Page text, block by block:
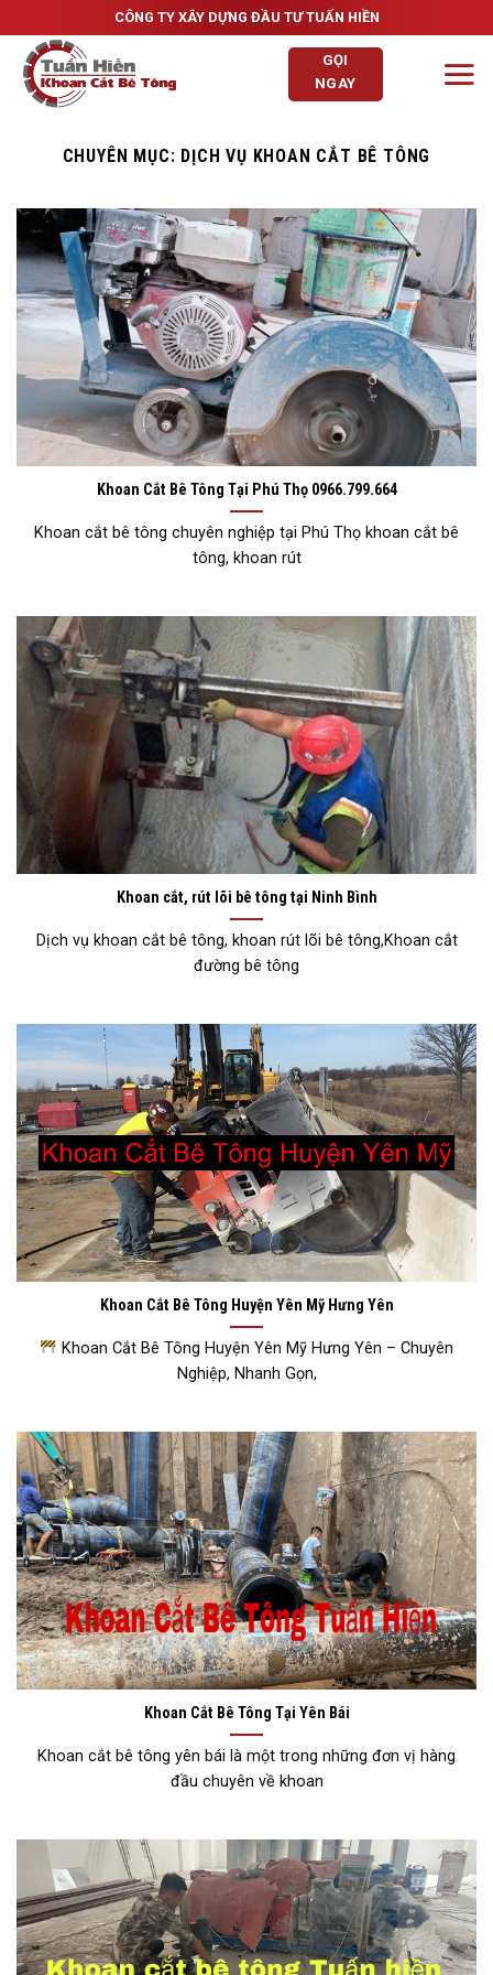
to
content
CÔNG TY XÂY DỰNG ĐẦU TƯ TUẤN HIỀN
GỌI
NGAY
CHUYÊN MỤC: DỊCH VỤ KHOAN CẮT BÊ TÔNG
Khoan Cắt Bê Tông Tại Phú Thọ 0966.799.664
Khoan cắt bê tông chuyên nghiệp tại Phú Thọ khoan cắt bê
tông, khoan rút
Khoan cắt, rút lõi bê tông tại Ninh Bình
Dịch vụ khoan cắt bê tông, khoan rút lõi bê tông,Khoan cắt
đường bê tông
Khoan Cắt Bê Tông Huyện Yên Mỹ Hưng Yên
Khoan Cắt Bê Tông Huyện Yên Mỹ Hưng Yên – Chuyên
Nghiệp, Nhanh Gọn,
Khoan Cắt Bê Tông Tại Yên Bái
Khoan cắt bê tông yên bái là một trong những đơn vị hàng
đầu chuyên về khoan